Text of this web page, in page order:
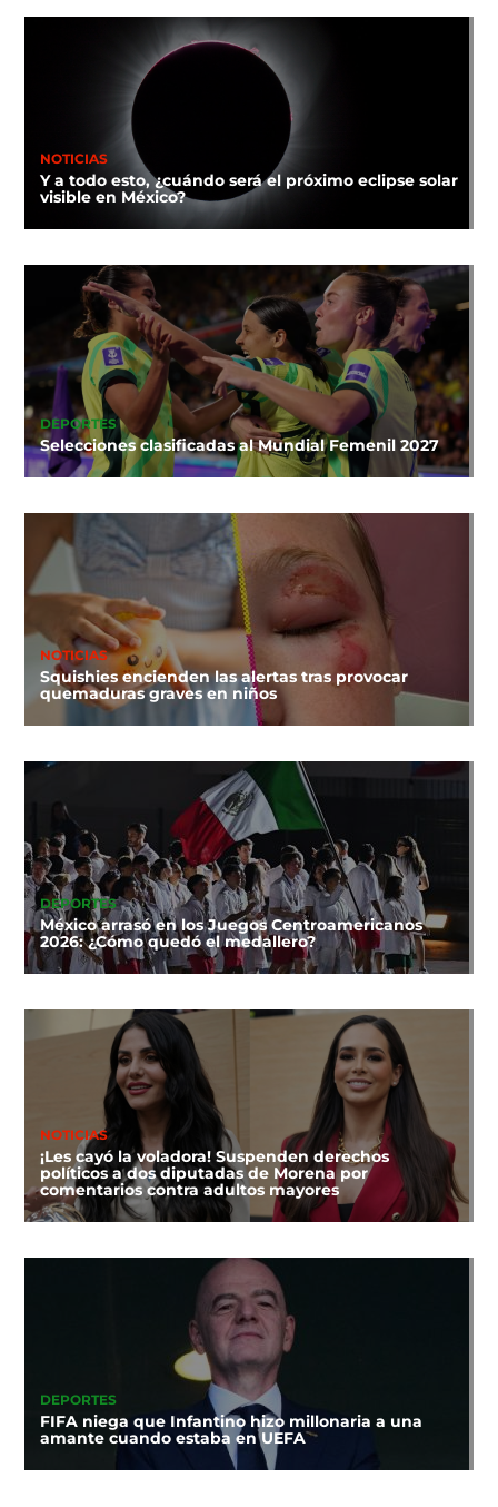
NOTICIAS
Y a todo esto, ¿cuándo será el próximo eclipse solar
visible en México?
DEPORTES
Selecciones clasificadas al Mundial Femenil 2027
NOTICIAS
Squishies encienden las alertas tras provocar
quemaduras graves en niños
DEPORTES
México arrasó en los Juegos Centroamericanos
2026: ¿Cómo quedó el medallero?
NOTICIAS
¡Les cayó la voladora! Suspenden derechos
políticos a dos diputadas de Morena por
comentarios contra adultos mayores
DEPORTES
FIFA niega que Infantino hizo millonaria a una
amante cuando estaba en UEFA